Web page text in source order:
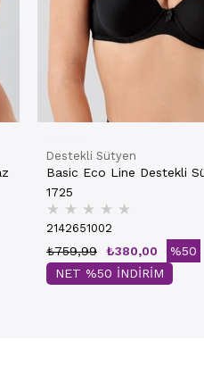
Destekli Sütyen
Basic Eco Line Destekli
1725
★ ★ ★ ★ ★
2142651002
₺380,00
₺759,99
%50
NET %50 İNDİRİM